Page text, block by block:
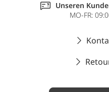
Unseren
MO-FR: